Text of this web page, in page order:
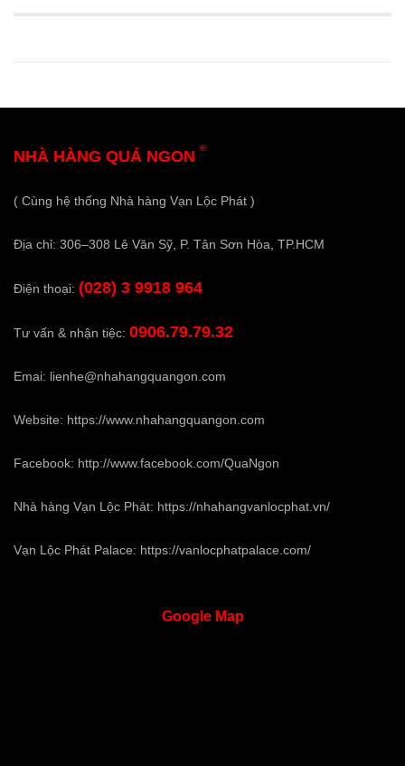
NHÀ HÀNG QUÁ NGON ®
( Cùng hệ thống Nhà hàng Vạn Lộc Phát )
Địa chỉ: 306–308 Lê Văn Sỹ, P. Tân Sơn Hòa, TP.HCM
Điện thoại: (028) 3 9918 964
Tư vấn & nhận tiệc: 0906.79.79.32
Emai: lienhe@nhahangquangon.com
Website: https://www.nhahangquangon.com
Facebook: http://www.facebook.com/QuaNgon
Nhà hàng Vạn Lộc Phát: https://nhahangvanlocphat.vn/
Vạn Lộc Phát Palace: https://vanlocphatpalace.com/
GoogleMap